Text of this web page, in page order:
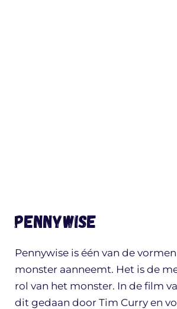
Pennywise
Pennywise is één van de
monster aanneemt. Het is de
rol van het monster. In de film
dit gedaan door Tim Curry en